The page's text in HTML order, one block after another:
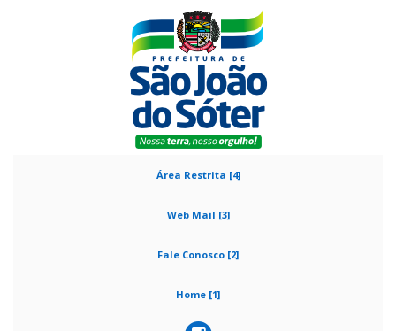
Área Restrita [4]
Web Mail [3]
Fale Conosco [2]
Home [1]